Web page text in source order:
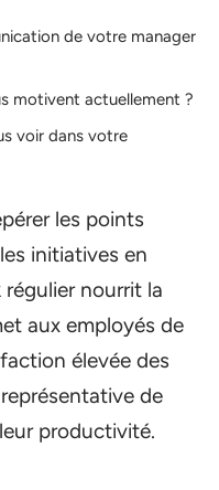
de votre manager
motivent actuellement ?
voir dans votre
les points
initiatives en
nourrit la
aux employés de
élevée des
de
productivité.